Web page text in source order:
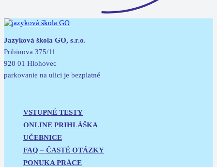
Jazyková škola GO, s.r.o.
Pribinova 375/11
920 01 Hlohovec
parkovanie na ulici je bezplatné
VSTUPNÉ TESTY
ONLINE PRIHLÁŠKA
UČEBNICE
FAQ – ČASTÉ OTÁZKY
PONUKA PRÁCE